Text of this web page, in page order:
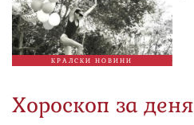
КРАЛСКИ НОВИНИ
Хороскоп за деня